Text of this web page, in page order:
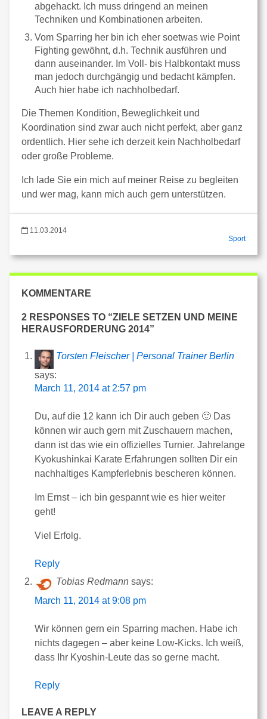
abgehackt. Ich muss dringend an meinen
Techniken und Kombinationen arbeiten.
Vom Sparring her bin ich eher soetwas wie Point
Fighting gewöhnt, d.h. Technik ausführen und
dann auseinander. Im Voll- bis Halbkontakt muss
man jedoch durchgängig und bedacht kämpfen.
Auch hier habe ich nachholbedarf.
Die Themen Kondition, Beweglichkeit und
Koordination sind zwar auch nicht perfekt, aber ganz
ordentlich. Hier sehe ich derzeit kein Nachholbedarf
oder große Probleme.
Ich lade Sie ein mich auf meiner Reise zu begleiten
und wer mag, kann mich auch gern unterstützen.
11.03.2014
Sport
KOMMENTARE
2 RESPONSES TO “ZIELE SETZEN UND MEINE
HERAUSFORDERUNG 2014”
Torsten Fleischer | Personal Trainer Berlin
says:
March 11, 2014 at 2:57 pm
Du, auf die 12 kann ich Dir auch geben 🙂 Das
können wir auch gern mit Zuschauern machen,
dann ist das wie ein offizielles Turnier. Jahrelange
Kyokushinkai Karate Erfahrungen sollten Dir ein
nachhaltiges Kampferlebnis bescheren können.
Im Ernst – ich bin gespannt wie es hier weiter
geht!
Viel Erfolg.
Reply
Tobias Redmann says:
March 11, 2014 at 9:08 pm
Wir können gern ein Sparring machen. Habe ich
nichts dagegen – aber keine Low-Kicks. Ich weiß,
dass Ihr Kyoshin-Leute das so gerne macht.
Reply
LEAVE A REPLY